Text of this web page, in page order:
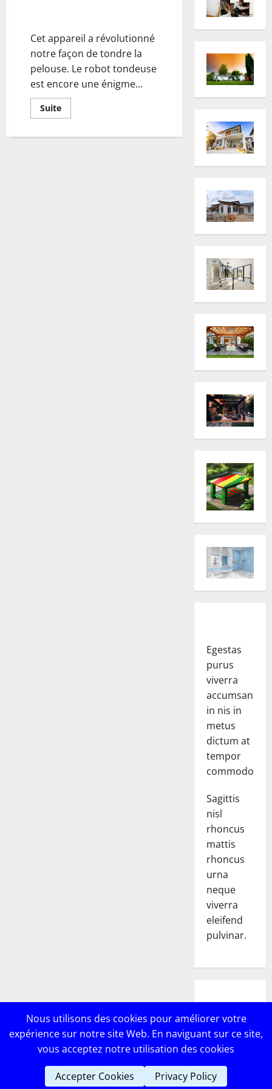
Cet appareil a révolutionné
notre façon de tondre la
pelouse. Le robot tondeuse
est encore une énigme...
SuiteEn
savoir
Les
Egestas
purus
viverra
accumsan
in nis in
metus
dictum at
tempor
commodo.
Sagittis
nisl
rhoncus
mattis
rhoncus
urna
neque
viverra
eleifend
pulvinar.
POPULAR
POSTS
Copyright © Lebricomag| MoreNews par AF themes
Nous utilisons des cookies pour améliorer votre
expérience sur notre site Web. En naviguant sur ce site,
vous acceptez notre utilisation des cookies
Accepter Cookies Privacy Policy